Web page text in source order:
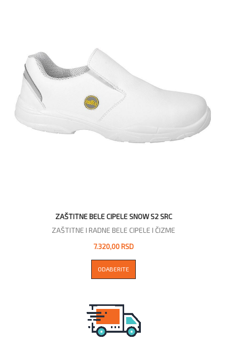
ZAŠTITNE BELE CIPELE SNOW S2 SRC
ZAŠTITNE I RADNE BELE CIPELE I ČIZME
7.320,00 RSD
ODABERITE